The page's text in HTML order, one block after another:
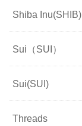
Shiba Inu(SHIB)
Sui（SUI）
Sui(SUI)
Threads